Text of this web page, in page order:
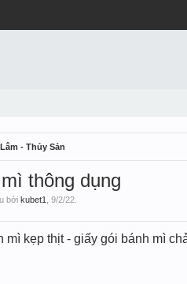
- Thủy Sản
thông dụng
bởi kubet1 9/2/22
mì kẹp thịt - giấy gói bánh mì